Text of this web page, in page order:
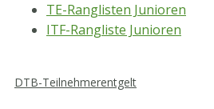
TE-Ranglisten Junioren
ITF-Rangliste Junioren
DTB-Teilnehmerentgelt